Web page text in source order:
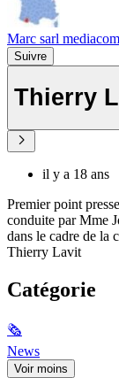
Marc sarl
Suivre
Thierry
il y a 18 ans
Premier point
conduite par Mme
dans le cadre de la
Thierry Lavit
Catégorie
🗞
News
Voir moins